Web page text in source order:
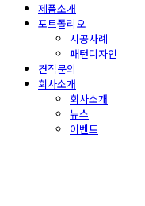
제품소개
포트폴리오
시공사례
패턴디자인
견적문의
회사소개
회사소개
뉴스
이벤트